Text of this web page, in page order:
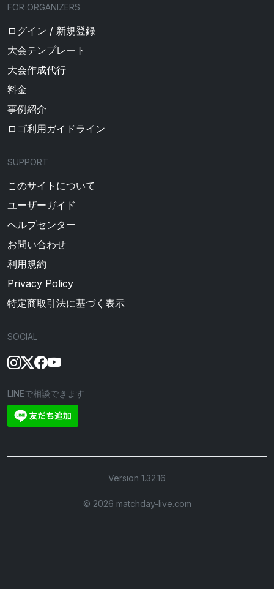
FOR ORGANIZERS
ログイン / 新規登録
大会テンプレート
大会作成代行
料金
事例紹介
ロゴ利用ガイドライン
SUPPORT
このサイトについて
ユーザーガイド
ヘルプセンター
お問い合わせ
利用規約
Privacy Policy
特定商取引法に基づく表示
SOCIAL
LINEで相談できます
Version 1.32.16
©︎ 2026 matchday-live.com